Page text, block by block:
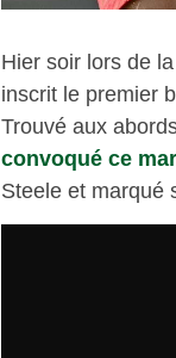
Hier soir lors de
inscrit le premier
Trouvé aux
convoqué ce
Steele et marqué